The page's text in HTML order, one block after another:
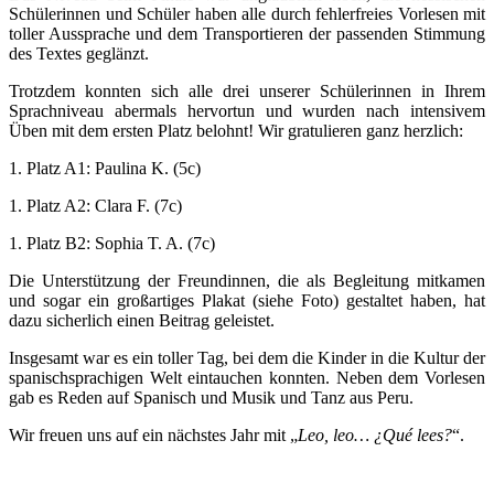
Schülerinnen und Schüler haben alle durch fehlerfreies Vorlesen mit
toller Aussprache und dem Transportieren der passenden Stimmung
des Textes geglänzt.
Trotzdem konnten sich alle drei unserer Schülerinnen in Ihrem
Sprachniveau abermals hervortun und wurden nach intensivem
Üben mit dem ersten Platz belohnt! Wir gratulieren ganz herzlich:
1. Platz A1: Paulina K. (5c)
1. Platz A2: Clara F. (7c)
1. Platz B2: Sophia T. A. (7c)
Die Unterstützung der Freundinnen, die als Begleitung mitkamen
und sogar ein großartiges Plakat (siehe Foto) gestaltet haben, hat
dazu sicherlich einen Beitrag geleistet.
Insgesamt war es ein toller Tag, bei dem die Kinder in die Kultur der
spanischsprachigen Welt eintauchen konnten. Neben dem Vorlesen
gab es Reden auf Spanisch und Musik und Tanz aus Peru.
Wir freuen uns auf ein nächstes Jahr mit „Leo, leo… ¿Qué lees?“.